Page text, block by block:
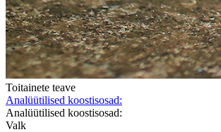
Toitainete teave
Analüütilised koostisosad:
Analüütilised koostisosad:
Valk